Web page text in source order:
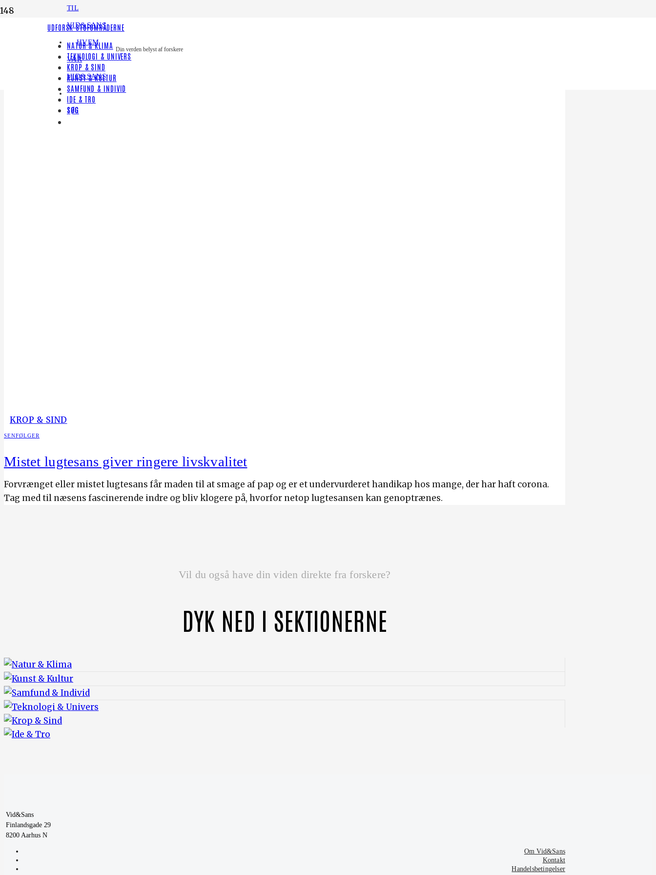
TIL
VID&SANS
HVEM
VAR
VID&SANS
Din verden belyst af forskere
UDFORSK STOFOMRÅDERNE
NATUR & KLIMA
TEKNOLOGI & UNIVERS
KROP & SIND
KUNST & KULTUR
SAMFUND & INDIVID
IDE & TRO
SØG
KROP & SIND
SENFØLGER
Mistet lugtesans giver ringere livskvalitet
Forvrænget eller mistet lugtesans får maden til at smage af pap og er et undervurderet handikap hos mange, der har haft corona.
Tag med til næsens fascinerende indre og bliv klogere på, hvorfor netop lugtesansen kan genoptrænes.
Vil du også have din viden direkte fra forskere?
DYK NED I SEKTIONERNE
Vid&Sans
Finlandsgade 29
8200 Aarhus N
Om Vid&Sans
Kontakt
Handelsbetingelser